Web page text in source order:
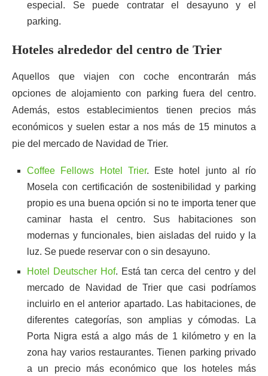
especial. Se puede contratar el desayuno y el
parking.
Hoteles alrededor del centro de Trier
Aquellos que viajen con coche encontrarán más
opciones de alojamiento con parking fuera del centro.
Además, estos establecimientos tienen precios más
económicos y suelen estar a nos más de 15 minutos a
pie del mercado de Navidad de Trier.
Coffee Fellows Hotel Trier. Este hotel junto al río
Mosela con certificación de sostenibilidad y parking
propio es una buena opción si no te importa tener que
caminar hasta el centro. Sus habitaciones son
modernas y funcionales, bien aisladas del ruido y la
luz. Se puede reservar con o sin desayuno.
Hotel Deutscher Hof. Está tan cerca del centro y del
mercado de Navidad de Trier que casi podríamos
incluirlo en el anterior apartado. Las habitaciones, de
diferentes categorías, son amplias y cómodas. La
Porta Nigra está a algo más de 1 kilómetro y en la
zona hay varios restaurantes. Tienen parking privado
a un precio más económico que los hoteles más